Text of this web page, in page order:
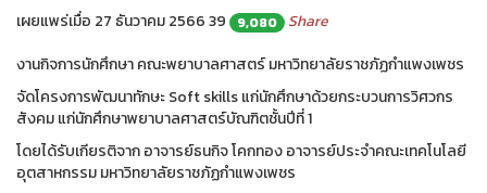
เผยแพร่เมื่อ 27 ธันวาคม 256639 9,080
Share
งานกิจการนักศึกษา คณะพยาบาลศาสตร์ มหาวิทยาลัยราชภัฏกำแพงเพชร
จัดโครงการพัฒนาทักษะ Soft skills แก่นักศึกษาด้วยกระบวนการวิศวกร
สังคม แก่นักศึกษาพยาบาลศาสตร์บัณฑิตชั้นปีที่ 1
โดยได้รับเกียรติจาก อาจารย์ธนกิจ โคกทอง อาจารย์ประจำคณะเทคโนโลยี
อุตสาหกรรม มหาวิทยาลัยราชภัฏกำแพงเพชร